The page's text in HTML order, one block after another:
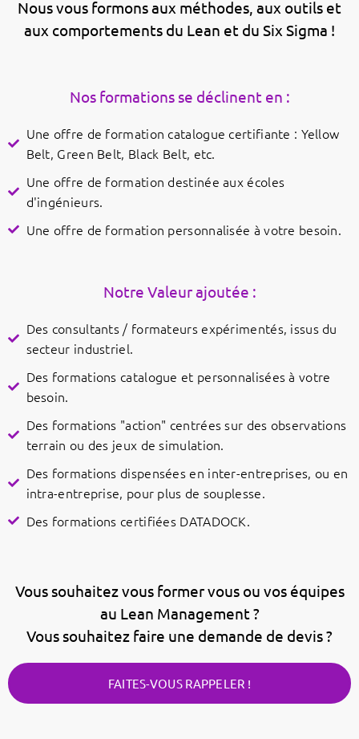
Nous vous formons aux méthodes, aux outils et
aux comportements du Lean et du Six Sigma !
Nos formations se déclinent en :
Une offre de formation catalogue certifiante : Yellow
Belt, Green Belt, Black Belt, etc.
Une offre de formation destinée aux écoles
d'ingénieurs.
Une offre de formation personnalisée à votre besoin.
Notre Valeur ajoutée :
Des consultants / formateurs expérimentés, issus du
secteur industriel.
Des formations catalogue et personnalisées à votre
besoin.
Des formations "action" centrées sur des observations
terrain ou des jeux de simulation.
Des formations dispensées en inter-entreprises, ou en
intra-entreprise, pour plus de souplesse.
Des formations certifiées DATADOCK.
Vous souhaitez vous former vous ou vos équipes
au Lean Management ?
Vous souhaitez faire une demande de devis ?
FAITES-VOUS RAPPELER !